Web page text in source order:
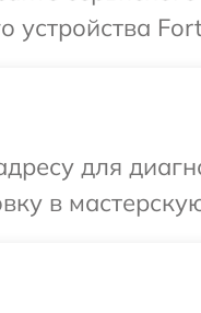
устройства
для
в